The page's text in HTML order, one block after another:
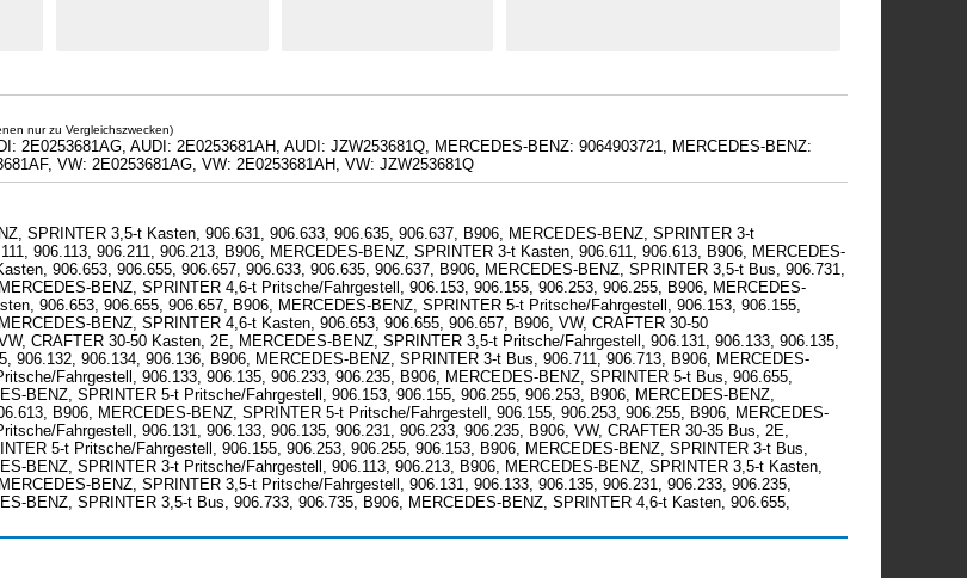
nur zu Vergleichszwecken)
2E0253681AG, AUDI: 2E0253681AH, AUDI: JZW253681Q, MERCEDES-BENZ: 9064903721, MERCEDES-BENZ:
VW: 2E0253681AG, VW: 2E0253681AH, VW: JZW253681Q
SPRINTER 3,5-t Kasten, 906.631, 906.633, 906.635, 906.637, B906, MERCEDES-BENZ, SPRINTER 3-t
906.113, 906.211, 906.213, B906, MERCEDES-BENZ, SPRINTER 3-t Kasten, 906.611, 906.613, B906, MERCEDES-
906.653, 906.655, 906.657, 906.633, 906.635, 906.637, B906, MERCEDES-BENZ, SPRINTER 3,5-t Bus, 906.731,
BENZ, SPRINTER 4,6-t Pritsche/Fahrgestell, 906.153, 906.155, 906.253, 906.255, B906, MERCEDES-
906.653, 906.655, 906.657, B906, MERCEDES-BENZ, SPRINTER 5-t Pritsche/Fahrgestell, 906.153, 906.155,
BENZ, SPRINTER 4,6-t Kasten, 906.653, 906.655, 906.657, B906, VW, CRAFTER 30-50
CRAFTER 30-50 Kasten, 2E, MERCEDES-BENZ, SPRINTER 3,5-t Pritsche/Fahrgestell, 906.131, 906.133, 906.135,
906.132, 906.134, 906.136, B906, MERCEDES-BENZ, SPRINTER 3-t Bus, 906.711, 906.713, B906, MERCEDES-
Fahrgestell, 906.133, 906.135, 906.233, 906.235, B906, MERCEDES-BENZ, SPRINTER 5-t Bus, 906.655,
BENZ, SPRINTER 5-t Pritsche/Fahrgestell, 906.153, 906.155, 906.255, 906.253, B906, MERCEDES-BENZ,
B906, MERCEDES-BENZ, SPRINTER 5-t Pritsche/Fahrgestell, 906.155, 906.253, 906.255, B906, MERCEDES-
Fahrgestell, 906.131, 906.133, 906.135, 906.231, 906.233, 906.235, B906, VW, CRAFTER 30-35 Bus, 2E,
5-t Pritsche/Fahrgestell, 906.155, 906.253, 906.255, 906.153, B906, MERCEDES-BENZ, SPRINTER 3-t Bus,
BENZ, SPRINTER 3-t Pritsche/Fahrgestell, 906.113, 906.213, B906, MERCEDES-BENZ, SPRINTER 3,5-t Kasten,
BENZ, SPRINTER 3,5-t Pritsche/Fahrgestell, 906.131, 906.133, 906.135, 906.231, 906.233, 906.235,
BENZ, SPRINTER 3,5-t Bus, 906.733, 906.735, B906, MERCEDES-BENZ, SPRINTER 4,6-t Kasten, 906.655,